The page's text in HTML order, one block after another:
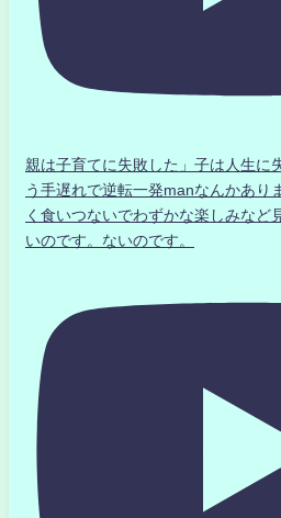
親は子育てに失敗した」子は人生に
う手遅れで逆転一発manなんかあり
く食いつないでわずかな楽しみなど
いのです。ないのです。